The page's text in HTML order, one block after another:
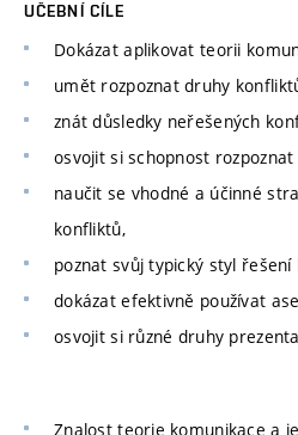
UČEBNÍ CÍLE
Dokázat aplikovat teorii
umět rozpoznat druhy
znát důsledky neřešených
osvojit si schopnost
naučit se vhodné a účinné
konfliktů,
poznat svůj typický styl řešení
dokázat efektivně používat
osvojit si různé druhy
Znalost teorie komunikace a